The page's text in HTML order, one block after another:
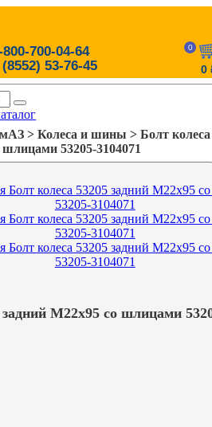
800-700-04-64
53-76-45
0
0
> Колеса и шины > Болт колеса
53205-3104071
задний М22х95 со шлицами